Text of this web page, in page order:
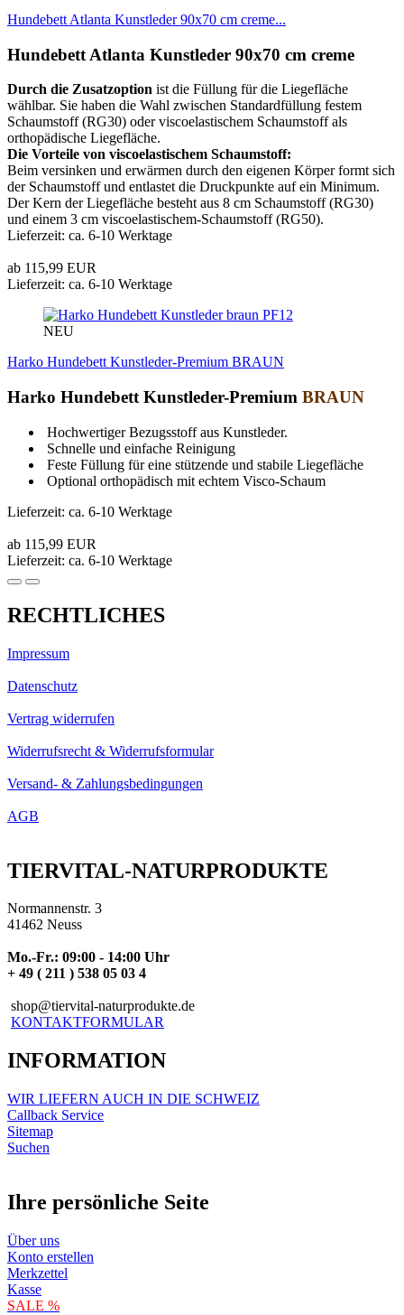
Hundebett Atlanta Kunstleder 90x70 cm creme...
Hundebett Atlanta Kunstleder 90x70 cm creme
Durch die Zusatzoption ist die Füllung für die Liegefläche
wählbar. Sie haben die Wahl zwischen Standardfüllung festem
Schaumstoff (RG30) oder viscoelastischem Schaumstoff als
orthopädische Liegefläche.
Die Vorteile von viscoelastischem Schaumstoff:
Beim versinken und erwärmen durch den eigenen Körper formt sich
der Schaumstoff und entlastet die Druckpunkte auf ein Minimum.
Der Kern der Liegefläche besteht aus 8 cm Schaumstoff (RG30)
und einem 3 cm viscoelastischem-Schaumstoff (RG50).
Lieferzeit: ca. 6-10 Werktage
ab 115,99 EUR
Lieferzeit: ca. 6-10 Werktage
PF12
NEU
Harko Hundebett Kunstleder-Premium BRAUN
Harko Hundebett Kunstleder-Premium BRAUN
Hochwertiger Bezugsstoff aus Kunstleder.
Schnelle und einfache Reinigung
Feste Füllung für eine stützende und stabile Liegefläche
Optional orthopädisch mit echtem Visco-Schaum
Lieferzeit: ca. 6-10 Werktage
ab 115,99 EUR
Lieferzeit: ca. 6-10 Werktage
RECHTLICHES
Impressum
Datenschutz
Vertrag widerrufen
Widerrufsrecht & Widerrufsformular
Versand- & Zahlungsbedingungen
AGB
TIERVITAL-NATURPRODUKTE
Normannenstr. 3
41462 Neuss
Mo.-Fr.: 09:00 - 14:00 Uhr
+ 49 ( 211 ) 538 05 03 4
shop@tiervital-naturprodukte.de
KONTAKTFORMULAR
INFORMATION
WIR LIEFERN AUCH IN DIE SCHWEIZ
Callback Service
Sitemap
Suchen
Ihre persönliche Seite
Über uns
Konto erstellen
Merkzettel
Kasse
SALE %